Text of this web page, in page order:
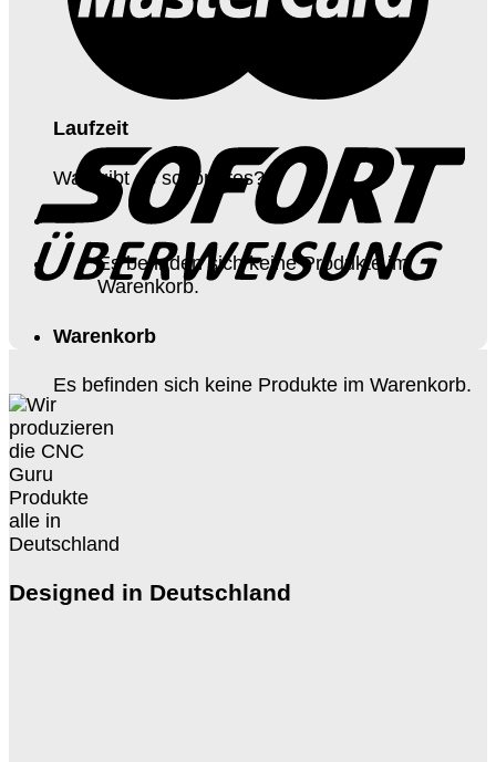
Laufzeit
Was gibt es schöneres?
Es befinden sich keine Produkte im
Warenkorb.
Warenkorb
Es befinden sich keine Produkte im Warenkorb.
Designed in Deutschland